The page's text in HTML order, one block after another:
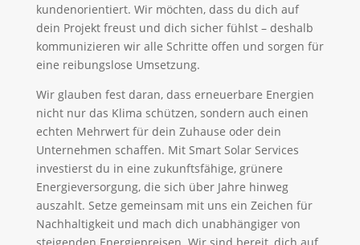
kundenorientiert. Wir möchten, dass du dich auf
dein Projekt freust und dich sicher fühlst – deshalb
kommunizieren wir alle Schritte offen und sorgen für
eine reibungslose Umsetzung.
Wir glauben fest daran, dass erneuerbare Energien
nicht nur das Klima schützen, sondern auch einen
echten Mehrwert für dein Zuhause oder dein
Unternehmen schaffen. Mit Smart Solar Services
investierst du in eine zukunftsfähige, grünere
Energieversorgung, die sich über Jahre hinweg
auszahlt. Setze gemeinsam mit uns ein Zeichen für
Nachhaltigkeit und mach dich unabhängiger von